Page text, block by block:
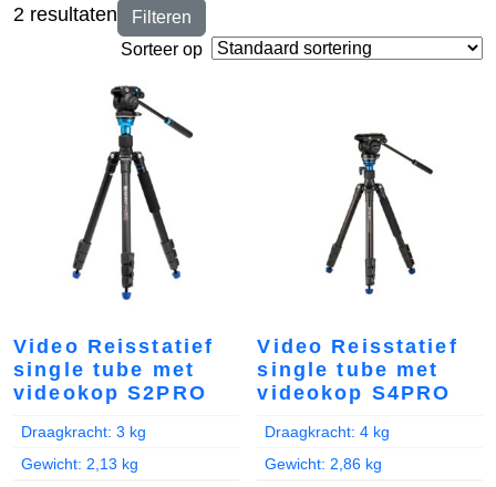
Filteren
2 resultaten
Sorteer op
Video Reisstatief
single tube met
videokop S2PRO
Draagkracht: 3 kg
Gewicht: 2,13 kg
Video Reisstatief
single tube met
videokop S4PRO
Draagkracht: 4 kg
Gewicht: 2,86 kg